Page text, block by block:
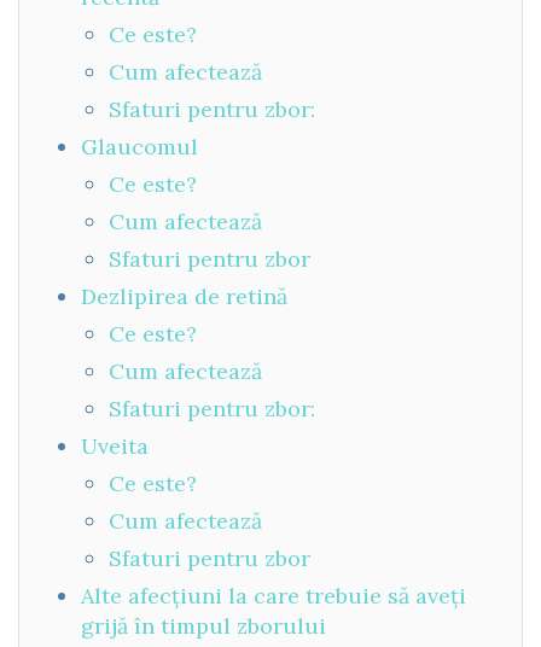
Ce este?
Cum afectează
Sfaturi pentru zbor:
Glaucomul
Ce este?
Cum afectează
Sfaturi pentru zbor
Dezlipirea de retină
Ce este?
Cum afectează
Sfaturi pentru zbor:
Uveita
Ce este?
Cum afectează
Sfaturi pentru zbor
Alte afecțiuni la care trebuie să aveți
grijă în timpul zborului